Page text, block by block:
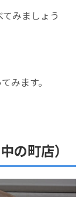
みましょう
みます。
の町店）